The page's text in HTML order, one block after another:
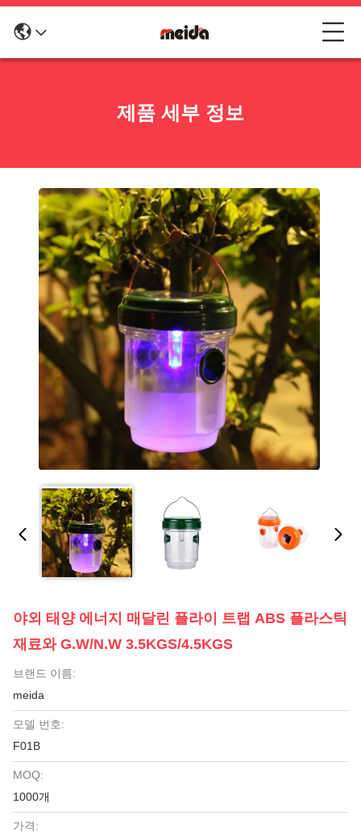
제품 세부 정보
야외 태양 에너지 매달린 플라이 트랩 ABS 플라스틱
재료와 G.W/N.W 3.5KGS/4.5KGS
브랜드 이름:
meida
모델 번호:
F01B
MOQ:
1000개
가격: